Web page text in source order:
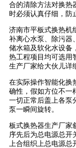
合的清除方法对换热
时必须认真仔细，防
济南市平板式换热机
补离心水泵、除污器
储水箱及软化水设备
热工程项目均可选用
生产厂家给大伙儿详
在实际操作智能化换
确性，假如方位不一
一切正常后盖上各泵
泵一瞬间旋转。
板式换热器生产厂家
序先后为总电源总开
上合组织上总电源